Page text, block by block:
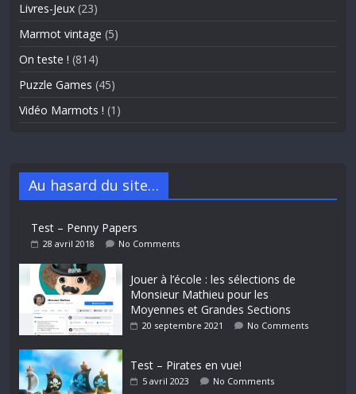
Livres-Jeux (23)
Marmot vintage (5)
On teste ! (814)
Puzzle Games (45)
Vidéo Marmots ! (1)
Au hasard du site…
Test – Penny Papers
28 avril 2018 No Comments
Jouer à l’école : les sélections de
Monsieur Mathieu pour les
Moyennes et Grandes Sections
20 septembre 2021 No Comments
Test – Pirates en vue!
5 avril 2023 No Comments